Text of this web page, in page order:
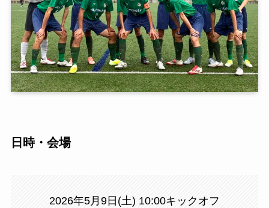
日時・会場
2026年5月9日(土) 10:00キックオフ